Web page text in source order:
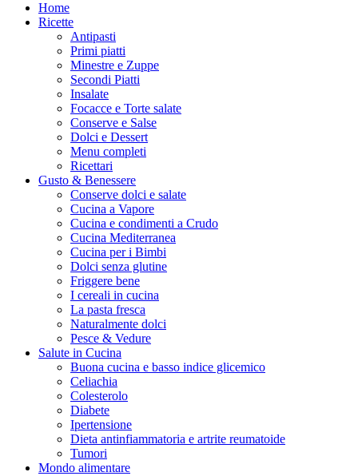
Home
Ricette
Antipasti
Primi piatti
Minestre e Zuppe
Secondi Piatti
Insalate
Focacce e Torte salate
Conserve e Salse
Dolci e Dessert
Menu completi
Ricettari
Gusto & Benessere
Conserve dolci e salate
Cucina a Vapore
Cucina e condimenti a Crudo
Cucina Mediterranea
Cucina per i Bimbi
Dolci senza glutine
Friggere bene
I cereali in cucina
La pasta fresca
Naturalmente dolci
Pesce & Vedure
Salute in Cucina
Buona cucina e basso indice glicemico
Celiachia
Colesterolo
Diabete
Ipertensione
Dieta antinfiammatoria e artrite reumatoide
Tumori
Mondo alimentare